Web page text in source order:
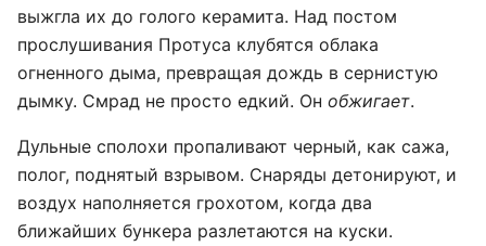
выжгла их до голого керамита. Над постом
прослушивания Протуса клубятся облака
огненного дыма, превращая дождь в сернистую
дымку. Смрад не просто едкий. Он обжигает.
Дульные сполохи пропаливают черный, как сажа,
полог, поднятый взрывом. Снаряды детонируют, и
воздух наполняется грохотом, когда два
ближайших бункера разлетаются на куски.